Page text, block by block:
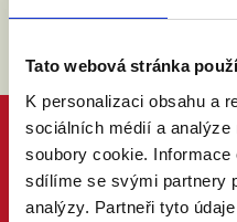
Tato webová stránka
K personalizaci obsahu a
sociálních médií a
soubory cookie.
sdílíme se svými partnery
analýzy. Partneři tyto